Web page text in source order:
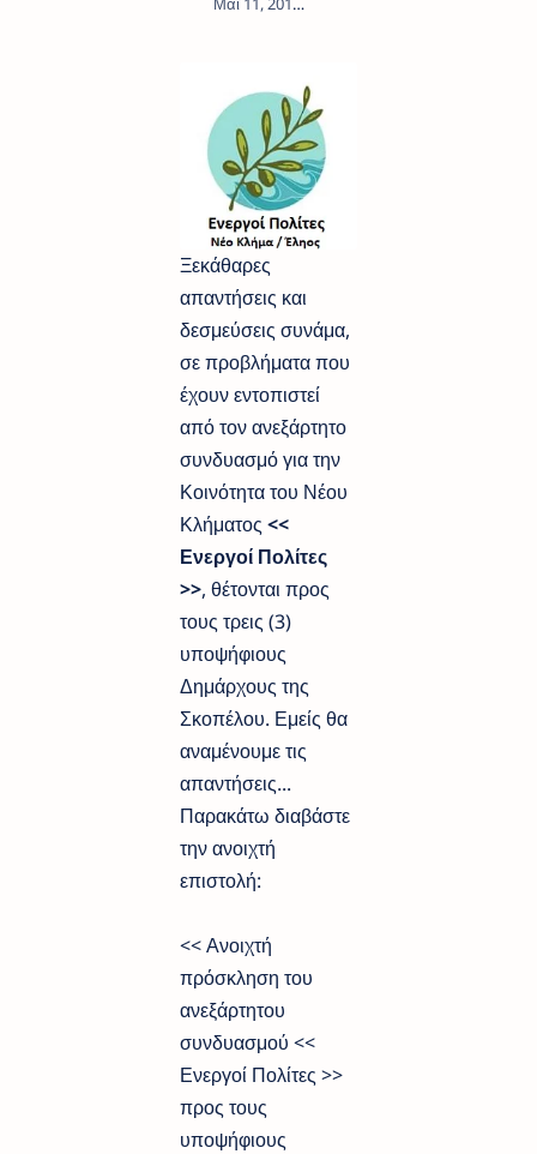
Ξεκάθαρες
απαντήσεις και
δεσμεύσεις συνάμα,
σε προβλήματα που
έχουν εντοπιστεί
από τον ανεξάρτητο
συνδυασμό για την
Κοινότητα του Νέου
Κλήματος <<
Ενεργοί Πολίτες
>>, θέτονται προς
τους τρεις (3)
υποψήφιους
Δημάρχους της
Σκοπέλου. Εμείς θα
αναμένουμε τις
απαντήσεις...
Παρακάτω διαβάστε
την ανοιχτή
επιστολή:
<< Ανοιχτή
πρόσκληση του
ανεξάρτητου
συνδυασμού <<
Ενεργοί Πολίτες >>
προς τους
υποψήφιους